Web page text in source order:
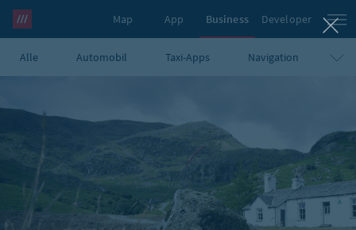
Map App Business Developer
what3words Pro
Alle Automobil Taxi-Apps Navigation
Regierung
Humanitäre Organisationen UAVs Blog